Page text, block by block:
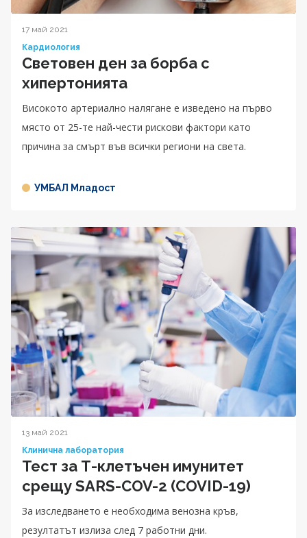
17 май 2021
Кардиология
Световен ден за борба с
хипертонията
Високото артериално налягане е изведено на първо
място от 25-те най-чести рискови фактори като
причина за смърт във всички региони на света.
УМБАЛ Младост
13 май 2021
Клинична лаборатория
Тест за Т-клетъчен имунитет
срещу SARS-COV-2 (COVID-19)
За изследването е необходима венозна кръв,
резултатът излиза след 7 работни дни.